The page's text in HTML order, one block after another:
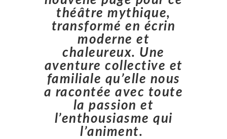
théâtre mythique,
transformé en écrin
moderne et
chaleureux. Une
aventure collective et
familiale qu’elle nous
a racontée avec toute
la passion et
l’enthousiasme qui
l’animent.